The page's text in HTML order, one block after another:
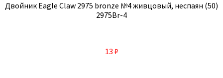
Двойник Eagle Claw 2975 bronze №4 живцовый, неспаян (50)
2975Br-4
13 ₽